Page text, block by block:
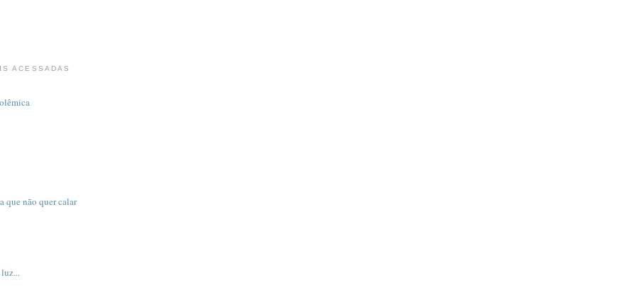
ACESSADAS
que não quer calar